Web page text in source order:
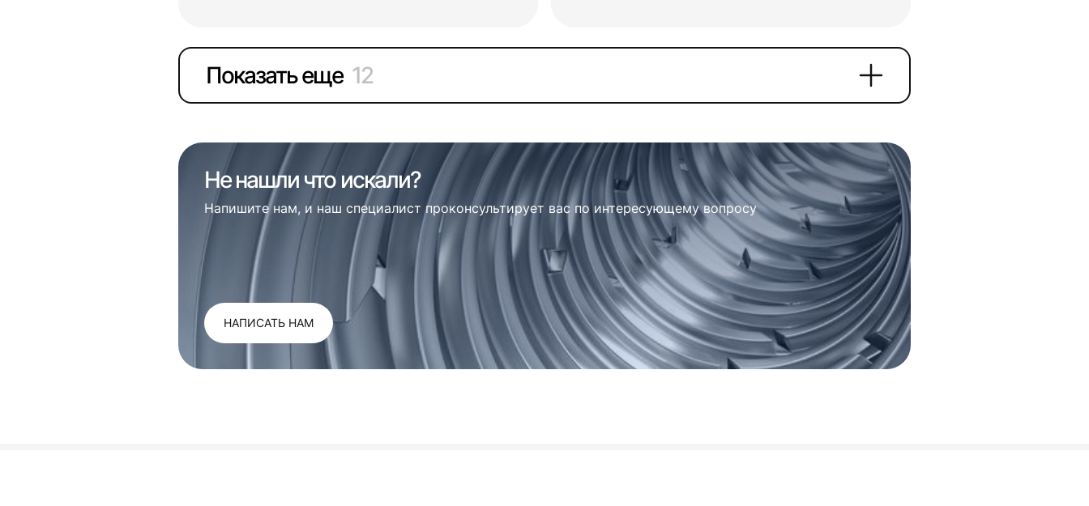
Показать еще 12
Не нашли что искали?
Напишите нам, и наш специалист проконсультирует вас по интересующему вопросу
НАПИСАТЬ НАМ